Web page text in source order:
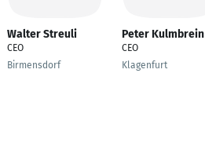
Walter Streuli
CEO
Birmensdorf
Peter Kulmbrein
CEO
Klagenfurt